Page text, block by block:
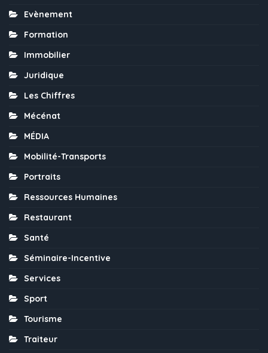
Evènement
Formation
Immobilier
Juridique
Les Chiffres
Mécénat
MÉDIA
Mobilité-Transports
Portraits
Ressources Humaines
Restaurant
Santé
Séminaire-Incentive
Services
Sport
Tourisme
Traiteur